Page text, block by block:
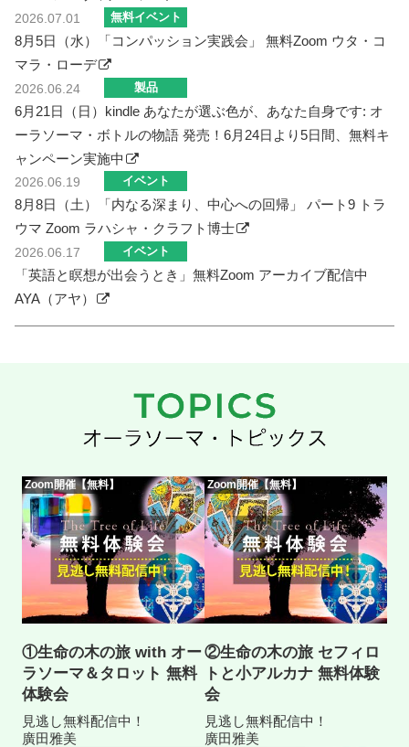
2026.07.01 無料イベント
8月5日（水）「コンパッション実践会」 無料Zoom ウタ・コ
マラ・ローデ
2026.06.24 製品
6月21日（日）kindle あなたが選ぶ色が、あなた自身です: オ
ーラソーマ・ボトルの物語 発売！6月24日より5日間、無料キ
ャンペーン実施中
2026.06.19 イベント
8月8日（土）「内なる深まり、中心への回帰」 パート9 トラ
ウマ Zoom ラハシャ・クラフト博士
2026.06.17 イベント
「英語と瞑想が出会うとき」無料Zoom アーカイブ配信中
AYA（アヤ）
Zoom開催【無料】
①生命の木の旅 with オー
ラソーマ＆タロット 無料
体験会
見逃し無料配信中！
廣田雅美
Zoom開催【無料】
②生命の木の旅 セフィロ
トと小アルカナ 無料体験
会
見逃し無料配信中！
廣田雅美